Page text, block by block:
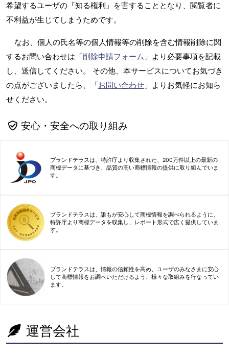
希望するユーザの『知る権利』を害することとなり、閲覧者に
不利益が生じてしまうためです。
なお、個人の氏名等の個人情報等の削除を含む情報削除に関
するお問い合わせは「削除申請フォーム 」より必要事項を記載
し、送信してください。 その他、本サービスについてお気づき
の点がございましたら、「お問い合わせ 」よりお気軽にお知ら
せください。
安心・安全への取り組み
ブランドテラスは、特許庁より収集された、200万件以上の最新の
商標データに基づき、品質の高い商標情報の提供に取り組んでいま
す。
ブランドテラスは、誰もが安心して商標情報を調べられるように、
特許庁より商標データを収集し、レポート形式で広く提供していま
す。
ブランドテラスは、情報の信頼性を高め、ユーザのみなさまに安心
して商標情報をお調べいただけるよう、様々な取組みを行なってい
ます。
運営会社